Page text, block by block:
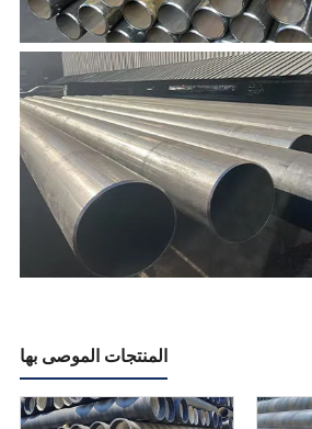
المنتجات الموصى بها